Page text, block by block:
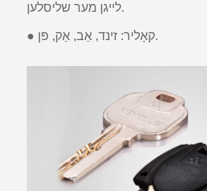
לייגן מער שליסלען.
● קאָליר: זינד, אַב, אַק, פּן.